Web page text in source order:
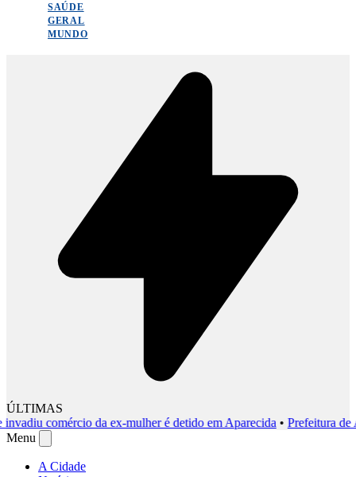
SAÚDE
GERAL
MUNDO
ÚLTIMAS
comércio da ex-mulher é detido em Aparecida•Prefeitura de
Menu
A Cidade